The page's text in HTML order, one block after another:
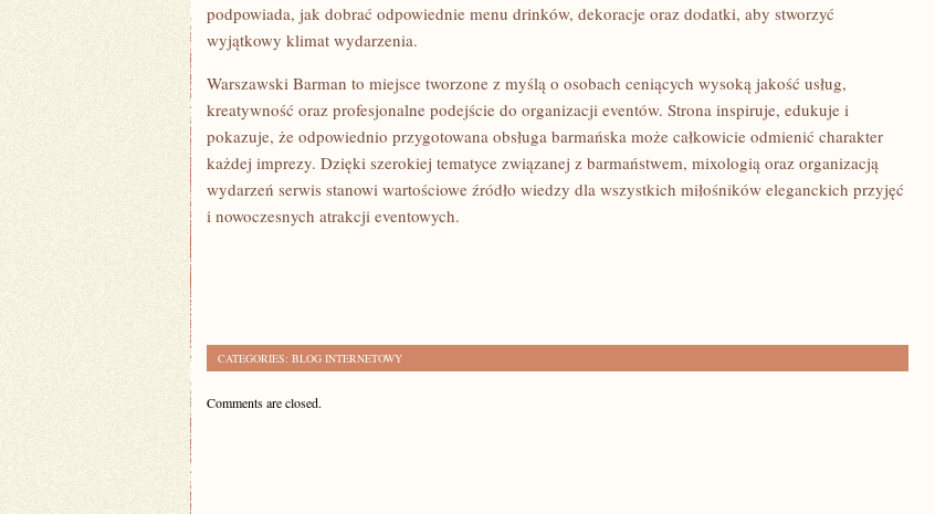
podpowiada, jak dobrać odpowiednie menu drinków, dekoracje oraz dodatki, aby stworzyć
wyjątkowy klimat wydarzenia.
Warszawski Barman to miejsce tworzone z myślą o osobach ceniących wysoką jakość usług,
kreatywność oraz profesjonalne podejście do organizacji eventów. Strona inspiruje, edukuje i
pokazuje, że odpowiednio przygotowana obsługa barmańska może całkowicie odmienić charakter
każdej imprezy. Dzięki szerokiej tematyce związanej z barmaństwem, mixologią oraz organizacją
wydarzeń serwis stanowi wartościowe źródło wiedzy dla wszystkich miłośników eleganckich przyjęć
i nowoczesnych atrakcji eventowych.
CATEGORIES: BLOG INTERNETOWY
Comments are closed.